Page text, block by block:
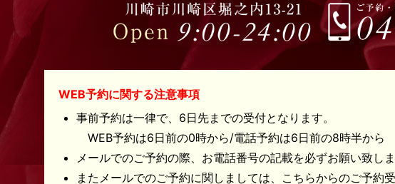
WEB予約に関する注意事項
事前予約は一律で、6日先までの受付となります。
WEB予約は6日前の0時から/電話予約は6日前の8時半から
メールでのご予約の際、お電話番号の記載を必ずお願い致しま
またメールでのご予約に関しましては、こちらからのご予約